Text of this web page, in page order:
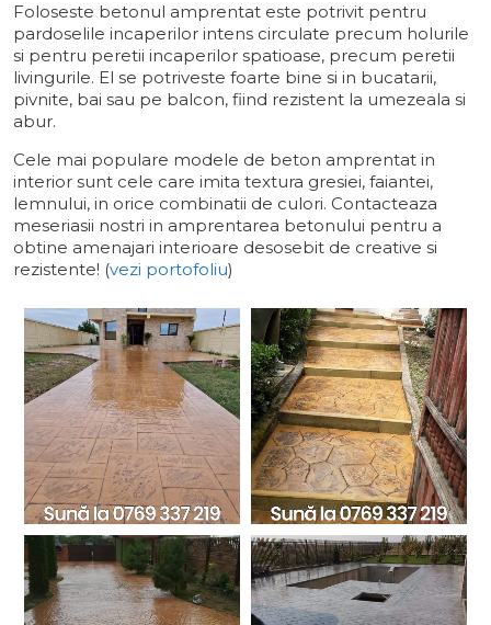
Foloseste betonul amprentat este potrivit pentru
pardoselile incaperilor intens circulate precum holurile
si pentru peretii incaperilor spatioase, precum peretii
livingurile. El se potriveste foarte bine si in bucatarii,
pivnite, bai sau pe balcon, fiind rezistent la umezeala si
abur.
Cele mai populare modele de beton amprentat in
interior sunt cele care imita textura gresiei, faiantei,
lemnului, in orice combinatii de culori. Contacteaza
meseriasii nostri in amprentarea betonului pentru a
obtine amenajari interioare desosebit de creative si
rezistente! (vezi portofoliu)